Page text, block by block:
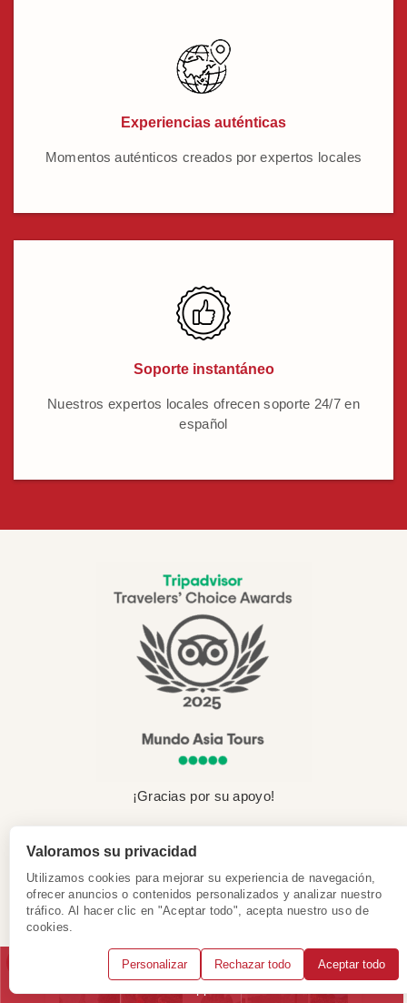
Experiencias auténticas
Momentos auténticos creados por expertos locales
Soporte instantáneo
Nuestros expertos locales ofrecen soporte 24/7 en
español
¡Gracias por su apoyo!
Valoramos su privacidad
Utilizamos cookies para mejorar su experiencia de navegación,
ofrecer anuncios o contenidos personalizados y analizar nuestro
tráfico. Al hacer clic en "Aceptar todo", acepta nuestro uso de
cookies.
Personalizar Rechazar todo Aceptar todo